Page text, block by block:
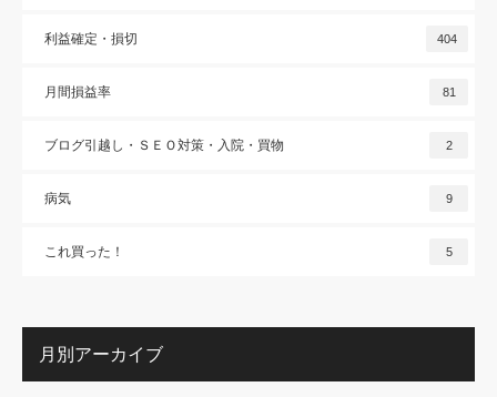
利益確定・損切 404
月間損益率 81
ブログ引越し・ＳＥＯ対策・入院・買物 2
病気 9
これ買った！ 5
月別アーカイブ